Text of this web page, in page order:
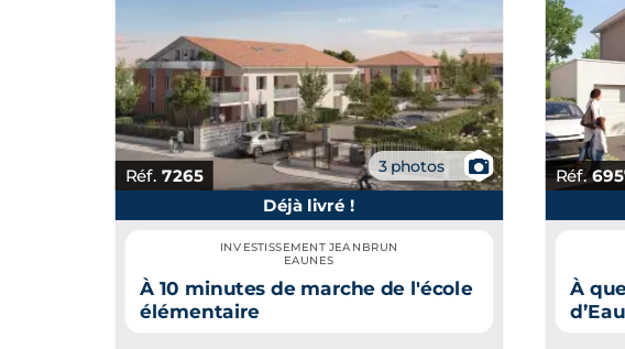
Réf. 7265 3 photos 📷
Déjà livré !
INVESTISSEMENT JEANBRUN
EAUNES
À 10 minutes de marche de l'école
élémentaire
Réf.
À